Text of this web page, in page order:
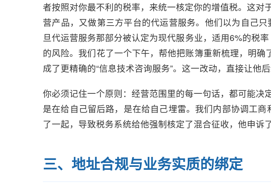
者按照对你最不利的税率，来统一核定你的增值税。这
营产品，又做第三方平台的代运营服务。他们以为自己
旦代运营服务那部分被认定为现代服务业，适用6%的税
的风险。我们花了一个下午，帮他把账簿重新梳理，明
成了更精确的“信息技术咨询服务”。这一改动，直接让他
你必须记住一个原则：经营范围里的每一句话，都可能
是在给自己留后路，是在给自己埋雷。我们内部协调工
了一起，导致税务系统给他强制核定了混合征收，他申诉
三、地址合规与业务实质的绑定